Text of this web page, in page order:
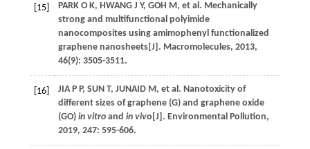
[15] PARK O K, HWANG J Y, GOH M, et al. Mechanically
strong and multifunctional polyimide
nanocomposites using amimophenyl functionalized
graphene nanosheets[J]. Macromolecules, 2013,
46(9): 3505-3511.
[16] JIA P P, SUN T, JUNAID M, et al. Nanotoxicity of
different sizes of graphene (G) and graphene oxide
(GO) in vitroand in vivo[J]. Environmental Pollution,
2019, 247: 595-606.